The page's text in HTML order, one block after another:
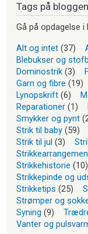
Tags på bloggen
Gå på opdagelse i
Alt og intet (37)
Blebukser og
Dominostrik (3)
Garn og fibre (19)
Lynopskrift (6)
Reparationer (1)
Smykker og pynt
Strik til baby (59)
Strik til jul (3)
Strikkehistorie (10)
Strikkepinde og
Strikketips (25)
Strømper og
Syning (9)
Vanter og